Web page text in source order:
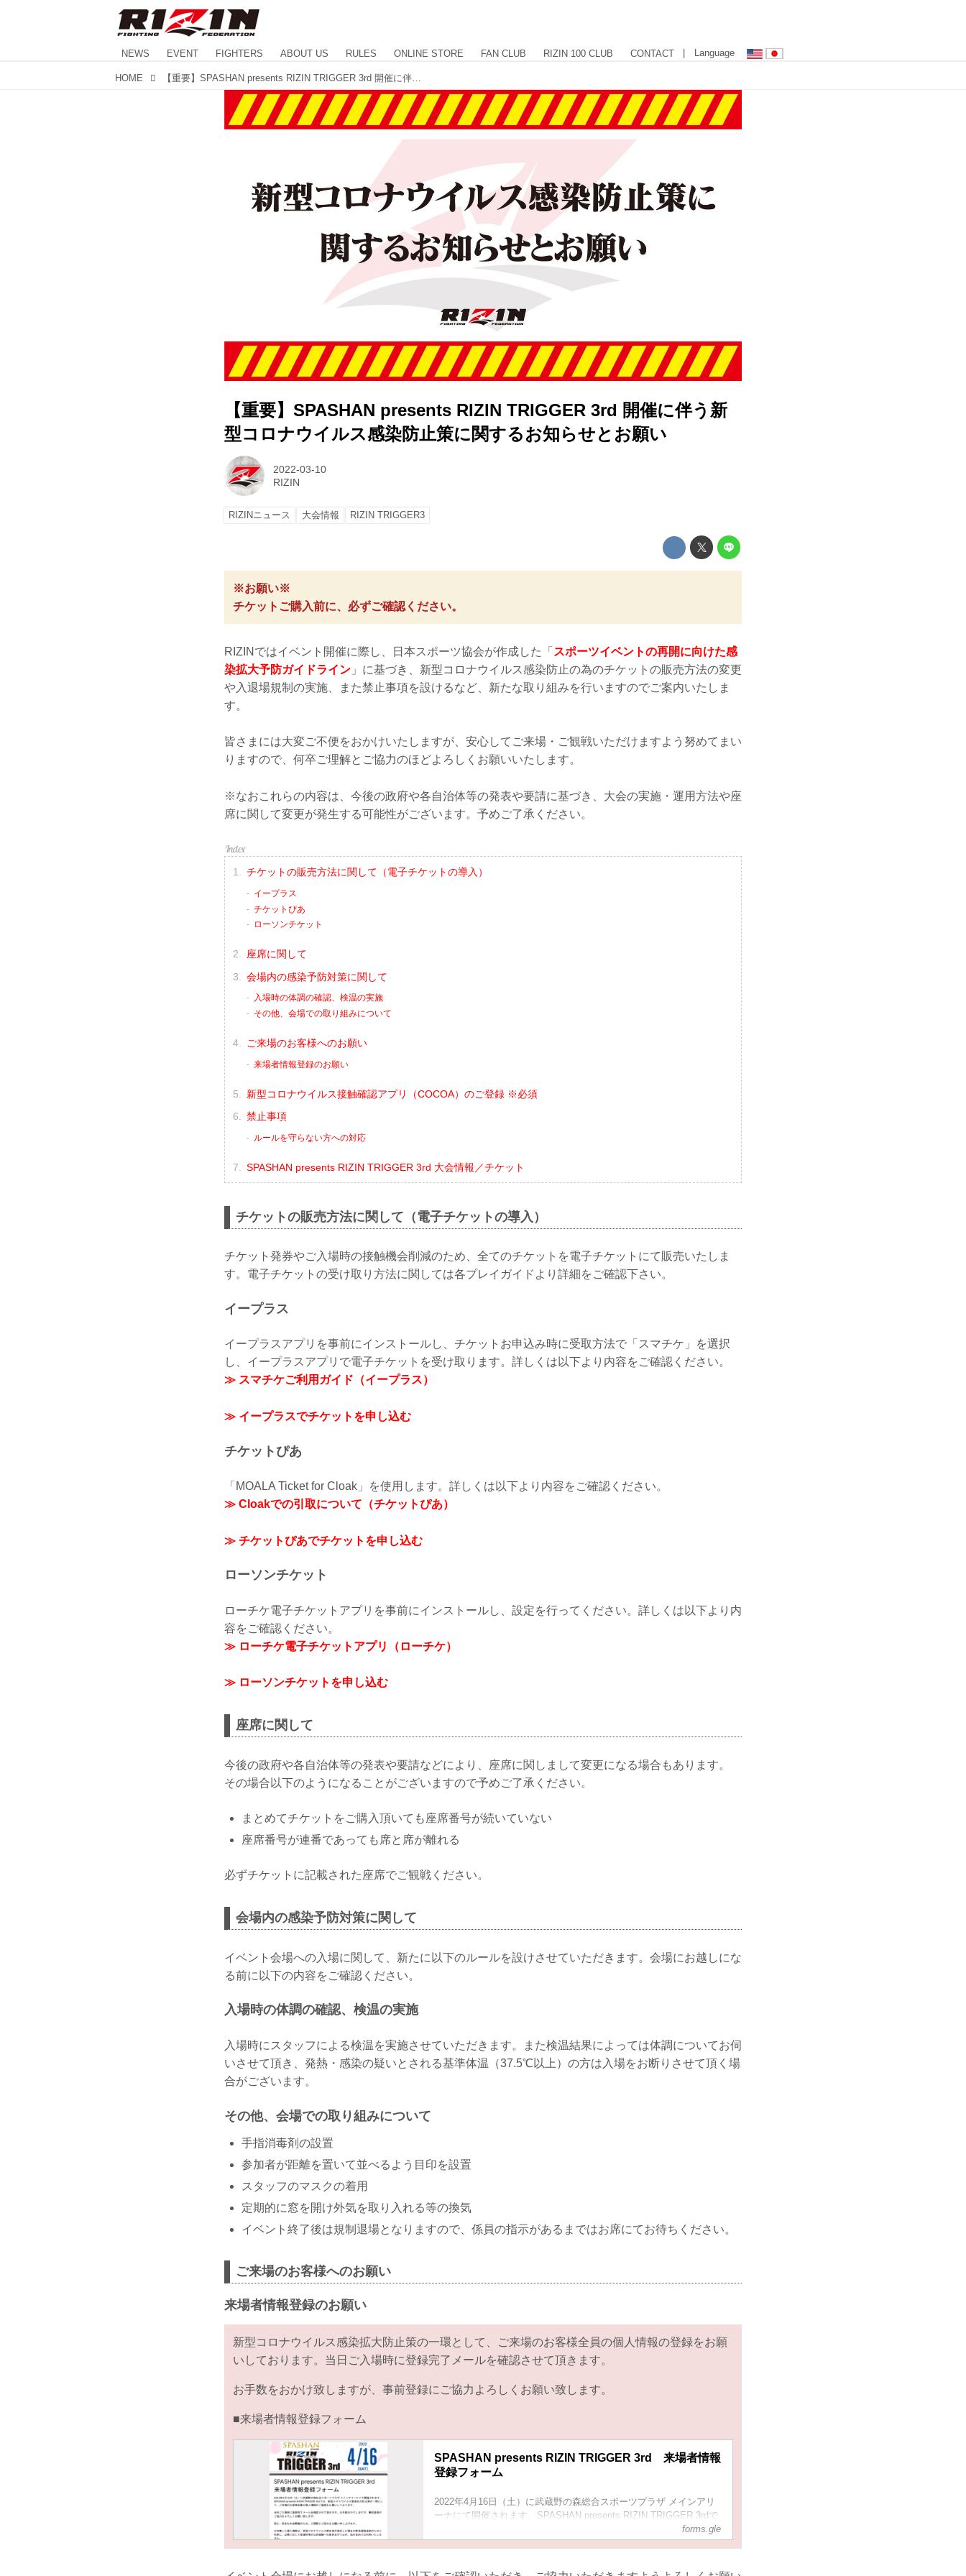
NEWS EVENT FIGHTERS ABOUT US RULES ONLINE STORE FAN CLUB RIZIN 100 CLUB CONTACT | Language
HOME
【重要】SPASHAN presents RIZIN TRIGGER 3rd 開催に伴う新
型コロナウイルス感染防止策に関するお知らせとお願い
2022-03-10
RIZIN
RIZINニュース 大会情報 RIZIN TRIGGER3
※お願い※
チケットご購入前に、必ずご確認ください。
RIZINではイベント開催に際し、日本スポーツ協会が作成した「 スポーツイベントの再開に向けた感
染拡大予防ガイドライン 」に基づき、新型コロナウイルス感染防止の為のチケットの販売方法の変更
や入退場規制の実施、また禁止事項を設けるなど、新たな取り組みを行いますのでご案内いたしま
す。
皆さまには大変ご不便をおかけいたしますが、安心してご来場・ご観戦いただけますよう努めてまい
りますので、何卒ご理解とご協力のほどよろしくお願いいたします。
※なおこれらの内容は、今後の政府や各自治体等の発表や要請に基づき、大会の実施・運用方法や座
席に関して変更が発生する可能性がございます。予めご了承ください。
チケットの販売方法に関して（電子チケットの導入）
イープラス
チケットぴあ
ローソンチケット
座席に関して
会場内の感染予防対策に関して
入場時の体調の確認、検温の実施
その他、会場での取り組みについて
ご来場のお客様へのお願い
来場者情報登録のお願い
新型コロナウイルス接触確認アプリ（COCOA）のご登録 ※必須
禁止事項
ルールを守らない方への対応
SPASHAN presents RIZIN TRIGGER 3rd 大会情報／チケット
チケットの販売方法に関して（電子チケットの導入）
チケット発券やご入場時の接触機会削減のため、全てのチケットを電子チケットにて販売いたしま
す。電子チケットの受け取り方法に関しては各プレイガイドより詳細をご確認下さい。
イープラス
イープラスアプリを事前にインストールし、チケットお申込み時に受取方法で「スマチケ」を選択
し、イープラスアプリで電子チケットを受け取ります。詳しくは以下より内容をご確認ください。
≫ スマチケご利用ガイド（イープラス）
≫ イープラスでチケットを申し込む
チケットぴあ
「MOALA Ticket for Cloak」を使用します。詳しくは以下より内容をご確認ください。
≫ Cloakでの引取について（チケットぴあ）
≫ チケットぴあでチケットを申し込む
ローソンチケット
ローチケ電子チケットアプリを事前にインストールし、設定を行ってください。詳しくは以下より内
容をご確認ください。
≫ ローチケ電子チケットアプリ（ローチケ）
≫ ローソンチケットを申し込む
座席に関して
今後の政府や各自治体等の発表や要請などにより、座席に関しまして変更になる場合もあります。
その場合以下のようになることがございますので予めご了承ください。
まとめてチケットをご購入頂いても座席番号が続いていない
座席番号が連番であっても席と席が離れる
必ずチケットに記載された座席でご観戦ください。
会場内の感染予防対策に関して
イベント会場への入場に関して、新たに以下のルールを設けさせていただきます。会場にお越しにな
る前に以下の内容をご確認ください。
入場時の体調の確認、検温の実施
入場時にスタッフによる検温を実施させていただきます。また検温結果によっては体調についてお伺
いさせて頂き、発熱・感染の疑いとされる基準体温（37.5℃以上）の方は入場をお断りさせて頂く場
合がございます。
その他、会場での取り組みについて
手指消毒剤の設置
参加者が距離を置いて並べるよう目印を設置
スタッフのマスクの着用
定期的に窓を開け外気を取り入れる等の換気
イベント終了後は規制退場となりますので、係員の指示があるまではお席にてお待ちください。
ご来場のお客様へのお願い
来場者情報登録のお願い
新型コロナウイルス感染拡大防止策の一環として、ご来場のお客様全員の個人情報の登録をお願
いしております。当日ご入場時に登録完了メールを確認させて頂きます。
お手数をおかけ致しますが、事前登録にご協力よろしくお願い致します。
■来場者情報登録フォーム
SPASHAN presents RIZIN TRIGGER 3rd 来場者情報
登録フォーム
2022年4月16日（土）に武蔵野の森総合スポーツプラザ メインアリ
ーナにて開催されます、SPASHAN presents RIZIN TRIGGER 3rdで
は、新型コロナウイルス感染拡大防止策の一環として、ご来場のお
客様全員の個人情報のご登録をお願いしております。
けしますが、事前登録のご協力をよろしくお願い致します。
forms.gle